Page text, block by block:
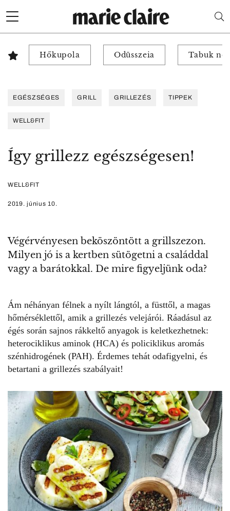
Hőkupola Odüsszeia Tabuk
EGÉSZSÉGES GRILL GRILLEZÉS TIPPEK
WELL&FIT
Így grillezz egészségesen!
WELL&FIT
2019. június 10.
Végérvényesen beköszöntött a grillszezon.
Milyen jó is a kertben sütögetni a családdal
vagy a barátokkal. De mire figyeljünk oda?
Ám néhányan félnek a nyílt lángtól, a füsttől, a magas
hőmérséklettől, amik a grillezés velejárói. Ráadásul az
égés során sajnos rákkeltő anyagok is keletkezhetnek:
heterociklikus aminok (HCA) és policiklikus aromás
szénhidrogének (PAH). Érdemes tehát odafigyelni, és
betartani a grillezés szabályait!